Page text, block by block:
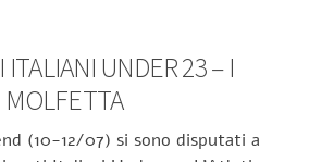
UNDER 23 – I
MOLFETTA
(10-12/07) si sono disputati a